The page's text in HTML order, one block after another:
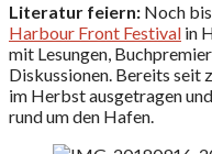
Literatur feiern: Noch
Harbour Front Festival in
mit Lesungen,
Diskussionen. Bereits seit
im Herbst ausgetragen
rund um den Hafen.